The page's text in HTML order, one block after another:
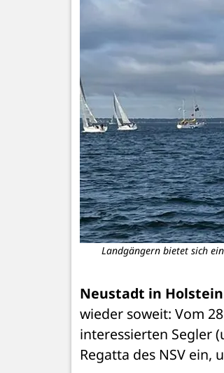
Landgängern bietet sich
Neustadt in
wieder soweit: Vom
interessierten Segler
Regatta des NSV ein,